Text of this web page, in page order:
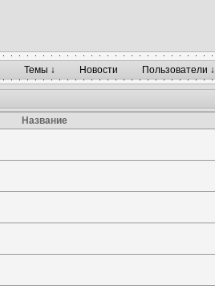
Темы ↓ Новости Пользователи ↓
Название